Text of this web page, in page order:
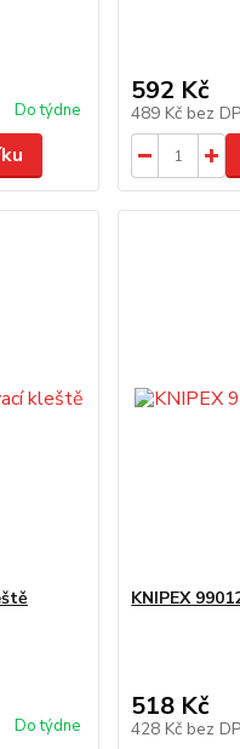
Do týdne
592 Kč
489 Kč bez
Do týdne
KNIPEX
518 Kč
428 Kč bez